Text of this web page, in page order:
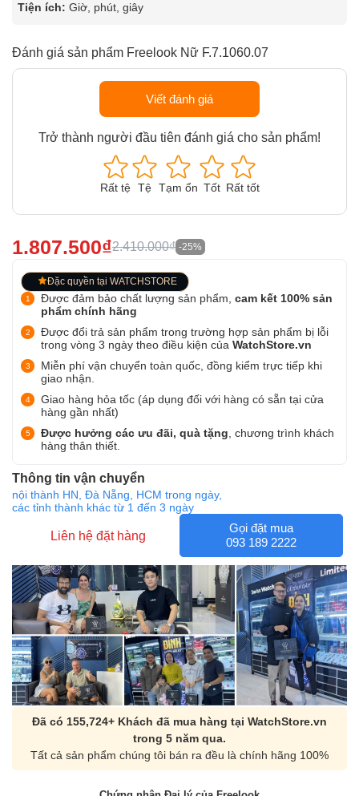
Tiện ích: Giờ, phút, giây
Đánh giá sản phẩm Freelook Nữ F.7.1060.07
Viết đánh giá
Trở thành người đầu tiên đánh giá cho sản phẩm!
Rất tệ Tệ Tạm ổn Tốt Rất tốt
1.807.500₫2.410.000₫ -25%
Đặc quyền tại WATCHSTORE
Được đảm bảo chất lượng sản phẩm, cam kết 100% sản
phẩm chính hãng
Được đổi trả sản phẩm trong trường hợp sản phẩm bị lỗi
trong vòng 3 ngày theo điều kiện của WatchStore.vn
Miễn phí vận chuyển toàn quốc, đồng kiểm trực tiếp khi
giao nhận.
Giao hàng hỏa tốc (áp dụng đối với hàng có sẵn tại cửa
hàng gần nhất)
Được hưởng các ưu đãi, quà tặng , chương trình khách
hàng thân thiết.
Thông tin vận chuyển
nội thành HN, Đà Nẵng, HCM trong ngày,
các tỉnh thành khác từ 1 đến 3 ngày
Liên hệ đặt hàng
Gọi đặt mua
093 189 2222
Đã có 155,724+ Khách đã mua hàng tại WatchStore.vn
trong 5 năm qua.
Tất cả sản phẩm chúng tôi bán ra đều là chính hãng 100%